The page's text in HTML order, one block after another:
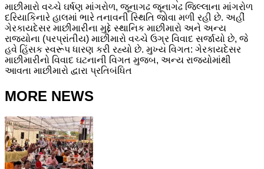
માછીમારો વચ્ચે ઘર્ષણ ​માંગરોળ, જૂનાગઢ ​જૂનાગઢ જિલ્લાના માંગરોળ
દરિયાકિનારે હાલમાં ભારે તનાવની સ્થિતિ જોવા મળી રહી છે. અહીં
ગેરકાયદેસર માછીમારીના મુદ્દે સ્થાનિક માછીમારો અને અન્ય
રાજ્યોના (પરપ્રાંતીય) માછીમારો વચ્ચે ઉગ્ર વિવાદ સર્જાયો છે, જે
હવે હિંસક સ્વરૂપ ધારણ કરી રહ્યો છે. ​મુખ્ય વિગત: ગેરકાયદેસર
માછીમારીનો વિવાદ ​ઘટનાની વિગત મુજબ, અન્ય રાજ્યોમાંથી
આવતા માછીમારો દ્વારા પ્રતિબંધિત
MORE NEWS